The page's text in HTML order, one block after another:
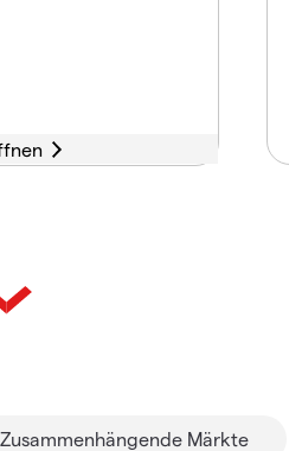
Zusammenhängende Märkte